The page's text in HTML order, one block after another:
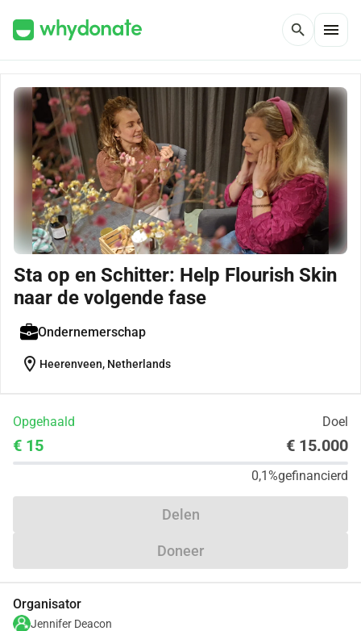
search menu
Sta op en Schitter: Help Flourish Skin
naar de volgende fase
Ondernemerschap
location_on Heerenveen, Netherlands
Opgehaald Doel
€ 15 € 15.000
0,1%gefinancierd
Delen
Doneer
Organisator
Jennifer Deacon